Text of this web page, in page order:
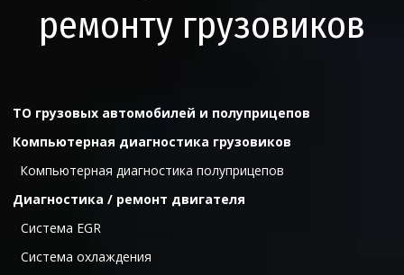
ремонту грузовиков
ТО грузовых автомобилей и полуприцепов
Компьютерная диагностика грузовиков
Компьютерная диагностика полуприцепов
Диагностика / ремонт двигателя
  Cистема ЕGR
  Система охлаждения